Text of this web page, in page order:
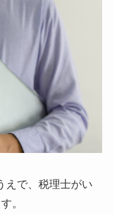
えで、税理士がい
。